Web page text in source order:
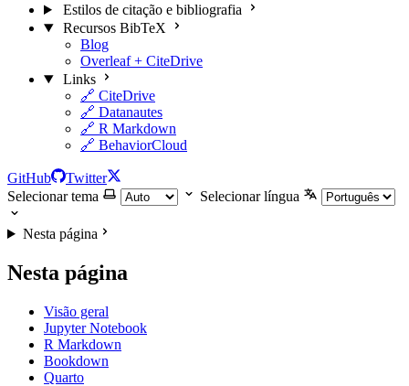
Estilos de citação e bibliografia
Recursos BibTeX
Blog
Overleaf + CiteDrive
Links
🔗 CiteDrive
🔗 Datanautes
🔗 R Markdown
🔗 BehaviorCloud
GitHub
Twitter
Selecionar tema
Selecionar língua
Nesta página
Nesta página
Visão geral
Jupyter Notebook
R Markdown
Bookdown
Quarto